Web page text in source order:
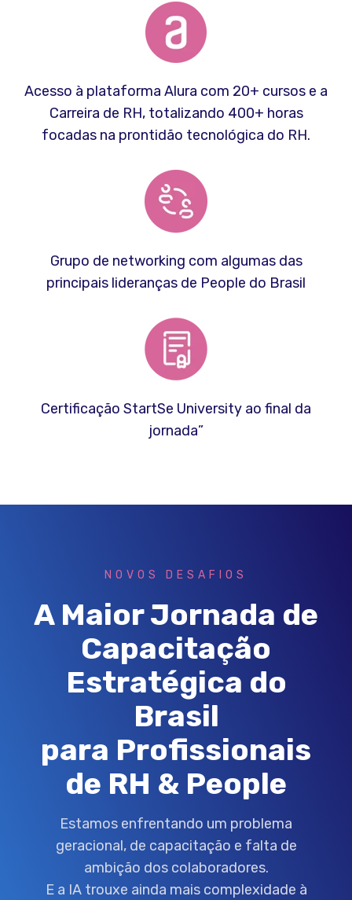
Acesso à plataforma Alura com 20+ cursos e a
Carreira de RH, totalizando 400+ horas
focadas na prontidão tecnológica do RH.
Grupo de networking com algumas das
principais lideranças de People do Brasil
Certificação StartSe University ao final da
jornada”
NOVOS DESAFIOS
A Maior Jornada de
Capacitação
Estratégica do
Brasil
para Profissionais
de RH & People
Estamos enfrentando um problema
geracional, de capacitação e falta de
ambição dos colaboradores.
E a IA trouxe ainda mais complexidade à